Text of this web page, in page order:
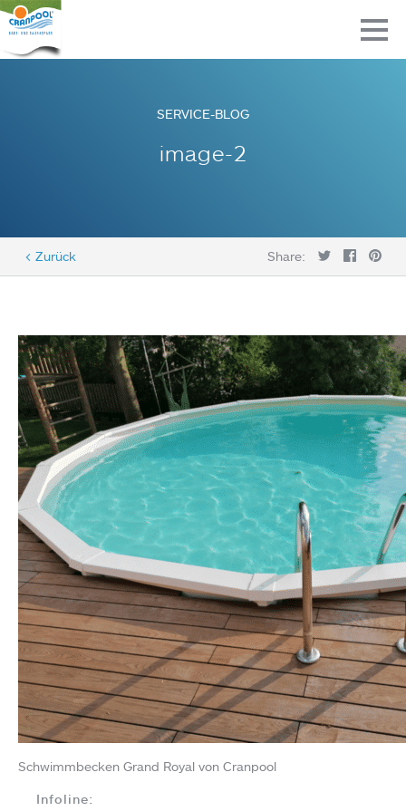
SERVICE-BLOG
image-2
< Zurück Share:
Schwimmbecken Grand Royal von Cranpool
Infoline: